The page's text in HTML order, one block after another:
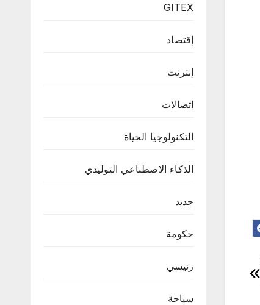
GITEX
إقتصاد
إنترنت
اتصالات
التكنولوجيا الحياة
الذكاء الاصطناعي التوليدي
جديد
حكومة
رئيسي
سياحة